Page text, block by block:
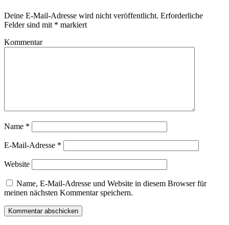
Deine E-Mail-Adresse wird nicht veröffentlicht. Erforderliche
Felder sind mit * markiert
Kommentar
Name *
E-Mail-Adresse *
Website
Name, E-Mail-Adresse und Website in diesem Browser für
meinen nächsten Kommentar speichern.